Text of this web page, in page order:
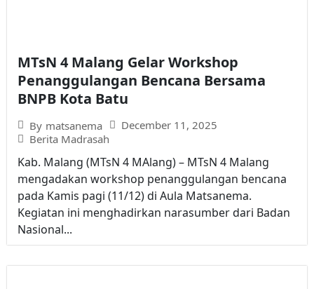
MTsN 4 Malang Gelar Workshop
Penanggulangan Bencana Bersama
BNPB Kota Batu
By matsanema
December 11, 2025
Berita Madrasah
Kab. Malang (MTsN 4 MAlang) – MTsN 4 Malang
mengadakan workshop penanggulangan bencana
pada Kamis pagi (11/12) di Aula Matsanema.
Kegiatan ini menghadirkan narasumber dari Badan
Nasional...